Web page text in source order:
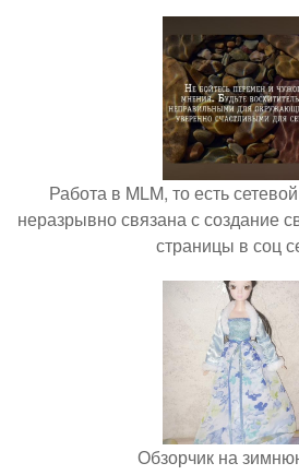
Работа в MLM, то есть
неразрывно связана с создание
страницы в соц
Обзорчик на